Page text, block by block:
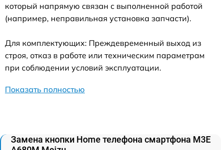
который напрямую связан с выполненной работой
(например, неправильная установка запчасти).
Для комплектующих: Преждевременный выход из
строя, отказ в работе или техническим параметрам
при соблюдении условий эксплуатации.
Показать полностью
Замена кнопки Home телефона смартфона M3E